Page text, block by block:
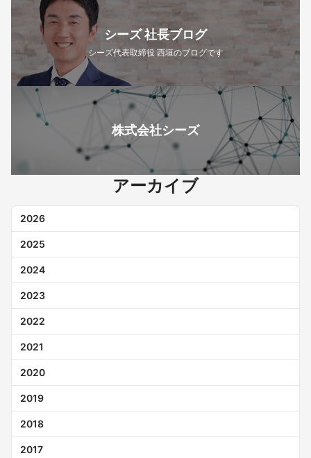
シーズ 社長ブログ
シーズ代表取締役 西垣のブログです
株式会社シーズ
アーカイブ
2026
2025
2024
2023
2022
2021
2020
2019
2018
2017